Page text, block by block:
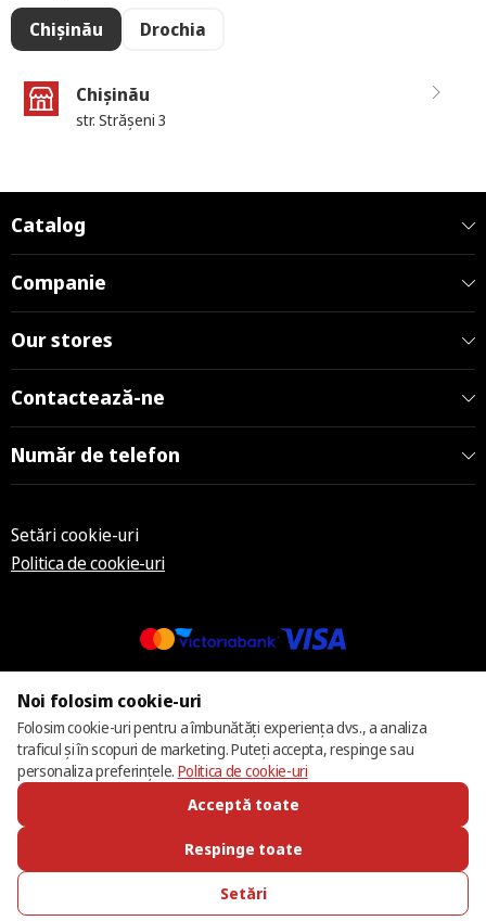
Chișinău Drochia
Chișinău
str. Strășeni 3
Catalog
Companie
Our stores
Contactează-ne
Număr de telefon
Setări cookie-uri
Politica de cookie-uri
© 2013 – 2026 ECOM
SUNĂ-NE FAVORITE CATALOG AUTENTIFICARE
Noi folosim cookie-uri
Folosim cookie-uri pentru a îmbunătăți experiența dvs., a analiza
traficul și în scopuri de marketing. Puteți accepta, respinge sau
personaliza preferințele. Politica de cookie-uri
Acceptă toate
Respinge toate
Setări